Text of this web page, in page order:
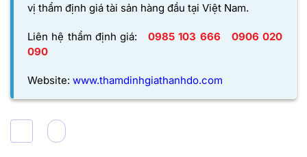
vị thẩm định giá tài sản hàng đầu tại Việt Nam.
Liên hệ thẩm định giá: 0985 103 666
0906 020
090
Website: www.thamdinhgiathanhdo.com